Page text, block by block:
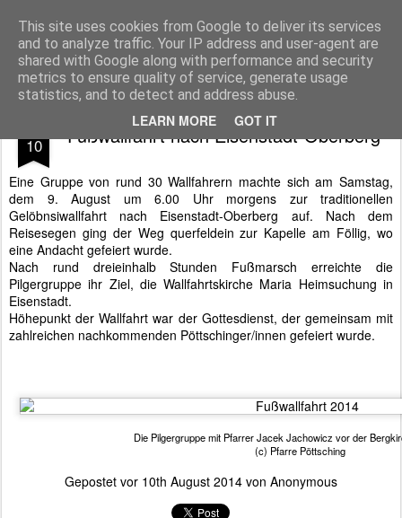
This site uses cookies from Google to deliver its services
and to analyze traffic. Your IP address and user-agent are
shared with Google along with performance and security
metrics to ensure quality of service, generate usage
statistics, and to detect and address abuse.
LEARN MORE GOT IT
Pfarre Pöttsching Die Pfarre Pöttsching gehört zum SeelSorgeRaum St. Klemens in 7033 Pöttsching, Hauptstraße 6
Pages
10 Fußwallfahrt nach Eisenstadt-Oberberg
Eine Gruppe von rund 30 Wallfahrern machte sich am Samstag,
dem 9. August um 6.00 Uhr morgens zur traditionellen
Gelöbnsiwallfahrt nach Eisenstadt-Oberberg auf. Nach dem
Reisesegen ging der Weg querfeldein zur Kapelle am Föllig, wo
eine Andacht gefeiert wurde.
Nach rund dreieinhalb Stunden Fußmarsch erreichte die
Pilgergruppe ihr Ziel, die Wallfahrtskirche Maria Heimsuchung in
Eisenstadt.
Höhepunkt der Wallfahrt war der Gottesdienst, der gemeinsam mit
zahlreichen nachkommenden Pöttschinger/innen gefeiert wurde.
Die Pilgergruppe mit Pfarrer Jacek Jachowicz vor der
(c) Pfarre Pöttsching
Gepostet vor 10th August 2014 von Anonymous